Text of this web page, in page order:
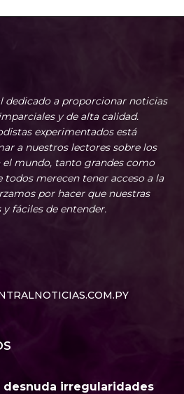
dedicado a proporcionar noticias
y de alta calidad.
experimentados está
a nuestros lectores sobre los
el mundo, tanto grandes como
todos merecen tener acceso a la
por hacer que nuestras
fáciles de entender.
desnuda irregularidades